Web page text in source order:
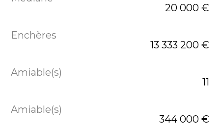
20 000 €
13 333 200 €
11
344 000 €